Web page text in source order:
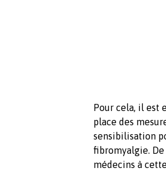
Pour cela, il est
place des
sensibilisation
fibromyalgie.
médecins à